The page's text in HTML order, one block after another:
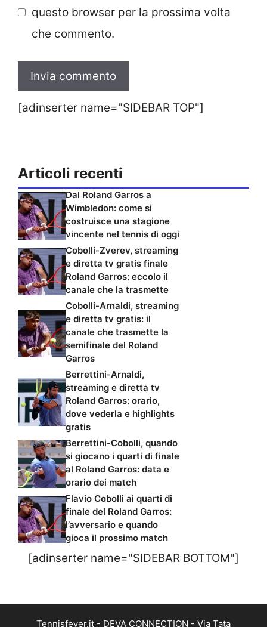
questo browser per la prossima volta
che commento.
[adinserter name="SIDEBAR TOP"]
Articoli recenti
Dal Roland Garros a
Wimbledon: come si
costruisce una stagione
vincente nel tennis di oggi
Cobolli-Zverev, streaming
e diretta tv gratis finale
Roland Garros: eccolo il
canale che la trasmette
Cobolli-Arnaldi, streaming
e diretta tv gratis: il
canale che trasmette la
semifinale del Roland
Garros
Berrettini-Arnaldi,
streaming e diretta tv
Roland Garros: orario,
dove vederla e highlights
gratis
Berrettini-Cobolli, quando
si giocano i quarti di finale
al Roland Garros: data e
orario dei match
Flavio Cobolli ai quarti di
finale del Roland Garros:
l’avversario e quando
gioca il prossimo match
[adinserter name="SIDEBAR BOTTOM"]
Tennisfever.it - DEVA CONNECTION - Via Tata